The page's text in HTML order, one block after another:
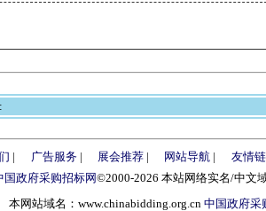
| 广告服务| 展会推荐| 网站导航 |
友情
国政府采购招标网©2000-2026 本站网络实名/中文
本网站域名：www.chinabidding.org.cn 中国政府采